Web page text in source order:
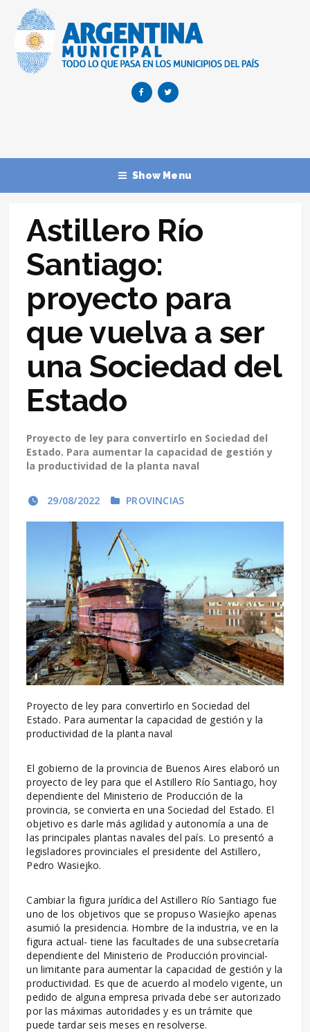
Show Menu
Astillero Río
Santiago:
proyecto para
que vuelva a ser
una Sociedad del
Estado
Proyecto de ley para convertirlo en Sociedad del
Estado. Para aumentar la capacidad de gestión y
la productividad de la planta naval
29/08/2022 PROVINCIAS
Proyecto de ley para convertirlo en Sociedad del
Estado. Para aumentar la capacidad de gestión y la
productividad de la planta naval
El gobierno de la provincia de Buenos Aires elaboró un
proyecto de ley para que el Astillero Río Santiago, hoy
dependiente del Ministerio de Producción de la
provincia, se convierta en una Sociedad del Estado. El
objetivo es darle más agilidad y autonomía a una de
las principales plantas navales del país. Lo presentó a
legisladores provinciales el presidente del Astillero,
Pedro Wasiejko.
Cambiar la figura jurídica del Astillero Río Santiago fue
uno de los objetivos que se propuso Wasiejko apenas
asumió la presidencia. Hombre de la industria, ve en la
figura actual- tiene las facultades de una subsecretaría
dependiente del Ministerio de Producción provincial-
un limitante para aumentar la capacidad de gestión y la
productividad. Es que de acuerdo al modelo vigente, un
pedido de alguna empresa privada debe ser autorizado
por las máximas autoridades y es un trámite que
puede tardar seis meses en resolverse.